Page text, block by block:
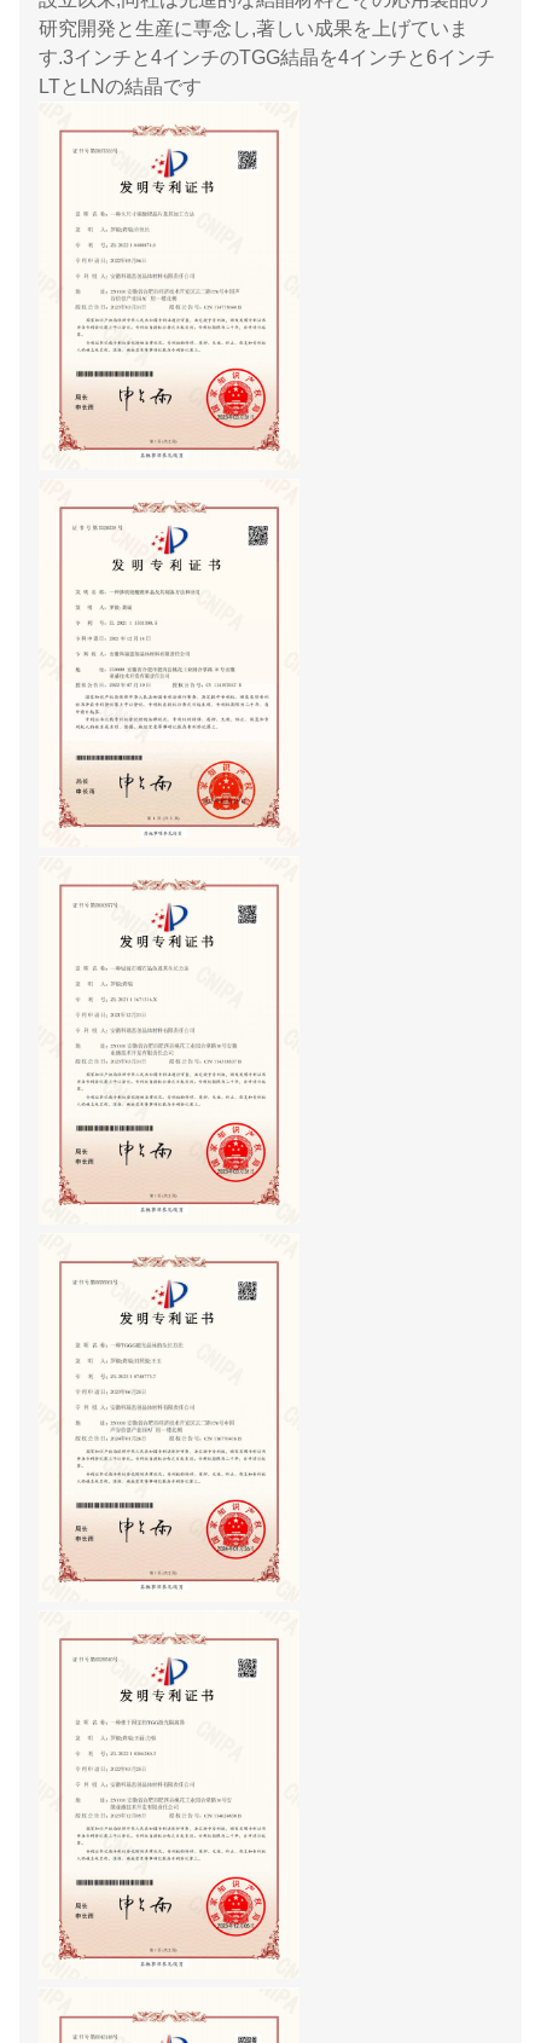
研究開発と生産に専念し,著しい成果を上げていま
す.3インチと4インチのTGG結晶を4インチと6インチ
LTとLNの結晶です